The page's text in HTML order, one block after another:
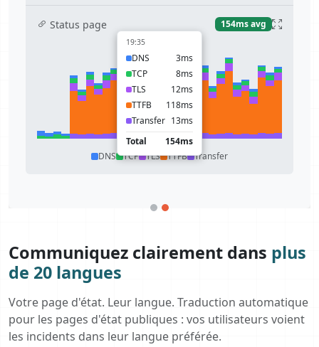
Status page 154ms avg
19:35
DNS
3ms
TCP
8ms
TLS
12ms
TTFB
118ms
Transfer 13ms
Total
154ms
DNS
TCP TLS TTFB Transfer
Communiquez clairement dans plus
de 20 langues
Votre page d'état. Leur langue. Traduction automatique
pour les pages d'état publiques : vos utilisateurs voient
les incidents dans leur langue préférée.